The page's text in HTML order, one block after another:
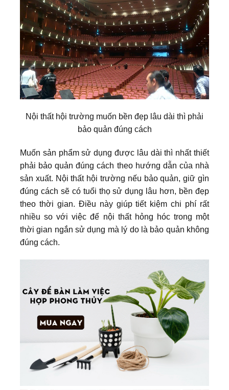
Nội thất hội trường muốn bền đẹp lâu dài thì phải
bảo quản đúng cách
Muốn sản phẩm sử dụng được lâu dài thì nhất thiết
phải bảo quản đúng cách theo hướng dẫn của nhà
sản xuất. Nội thất hội trường nếu bảo quản, giữ gìn
đúng cách sẽ có tuổi thọ sử dụng lâu hơn, bền đẹp
theo thời gian. Điều này giúp tiết kiệm chi phí rất
nhiều so với việc để nội thất hỏng hóc trong một
thời gian ngắn sử dụng mà lý do là bảo quản không
đúng cách.